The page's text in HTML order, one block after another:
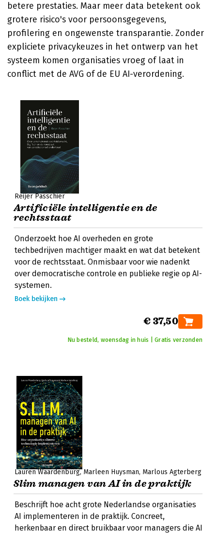
betere prestaties. Maar meer data betekent ook
grotere risico's voor persoonsgegevens,
profilering en ongewenste transparantie. Zonder
expliciete privacykeuzes in het ontwerp van het
systeem komen organisaties vroeg of laat in
conflict met de AVG of de EU AI-verordening.
Reijer Passchier
Artificiële intelligentie en de
rechtsstaat
Onderzoekt hoe AI overheden en grote
techbedrijven machtiger maakt en wat dat betekent
voor de rechtsstaat. Onmisbaar voor wie nadenkt
over democratische controle en publieke regie op AI-
systemen.
Boek bekijken
€ 37,50
Nu besteld, woensdag in huis | Gratis verzonden
Lauren Waardenburg Marleen Huysman Marlous Agterberg
Slim managen van AI in de praktijk
Beschrijft hoe acht grote Nederlandse organisaties
AI implementeren in de praktijk. Concreet,
herkenbaar en direct bruikbaar voor managers die AI